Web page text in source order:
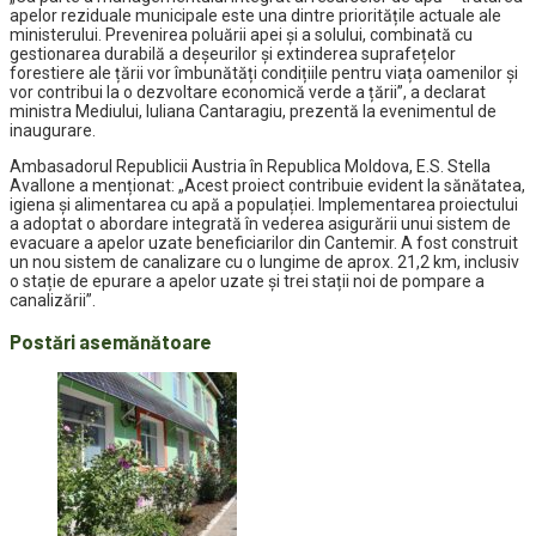
apelor reziduale municipale este una dintre prioritățile actuale ale
ministerului. Prevenirea poluării apei și a solului, combinată cu
gestionarea durabilă a deșeurilor și extinderea suprafețelor
forestiere ale țării vor îmbunătăți condițiile pentru viața oamenilor și
vor contribui la o dezvoltare economică verde a țării”, a declarat
ministra Mediului, Iuliana Cantaragiu, prezentă la evenimentul de
inaugurare.
Ambasadorul Republicii Austria în Republica Moldova, E.S. Stella
Avallone a menționat: „Acest proiect contribuie evident la sănătatea,
igiena și alimentarea cu apă a populației. Implementarea proiectului
a adoptat o abordare integrată în vederea asigurării unui sistem de
evacuare a apelor uzate beneficiarilor din Cantemir. A fost construit
un nou sistem de canalizare cu o lungime de aprox. 21,2 km, inclusiv
o stație de epurare a apelor uzate și trei stații noi de pompare a
canalizării”.
Postări asemănătoare